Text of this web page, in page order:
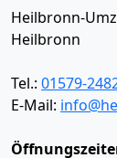
Heilbronn-
Heilbronn
Tel.: 01579-
E-Mail: